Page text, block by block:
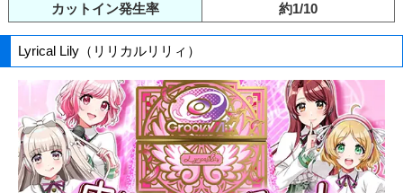
カットイン発生率 約1/10
Lyrical Lily（リリカルリリィ）